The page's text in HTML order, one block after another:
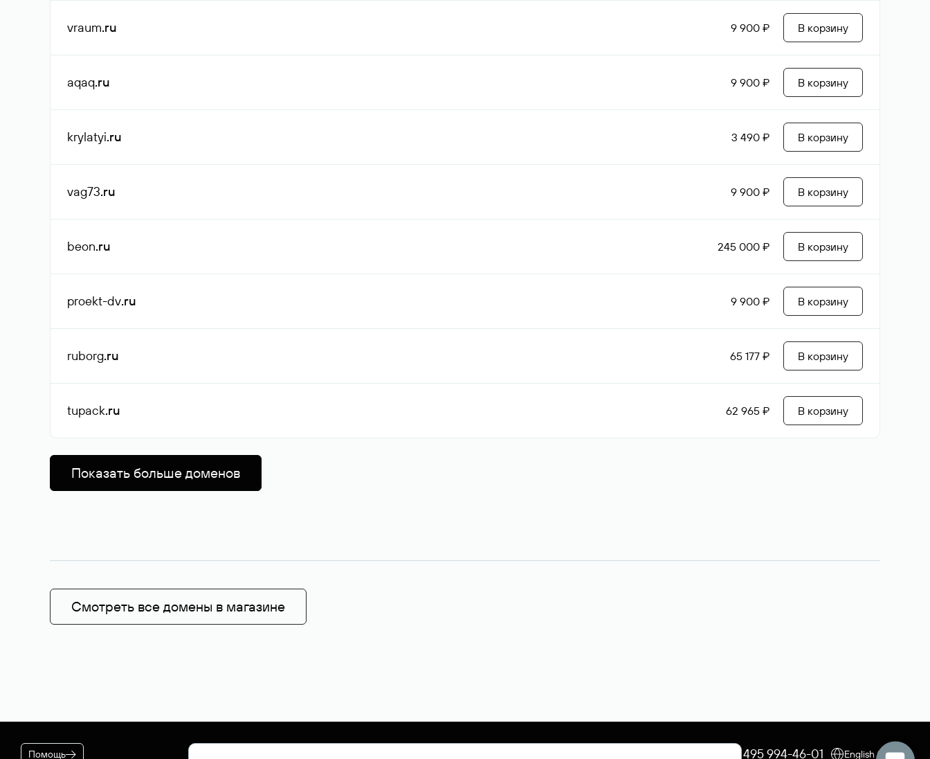
vraum.ru 9 900 ₽ В корзину
aqaq.ru 9 900 ₽ В корзину
krylatyi.ru 3 490 ₽ В корзину
vag73.ru 9 900 ₽ В корзину
beon.ru 245 000 ₽ В корзину
proekt-dv.ru 9 900 ₽ В корзину
ruborg.ru 65 177 ₽ В корзину
tupack.ru 62 965 ₽ В корзину
Показать больше доменов
Смотреть все домены в магазине
Помощь +7 495 994-46-01 English (USD)